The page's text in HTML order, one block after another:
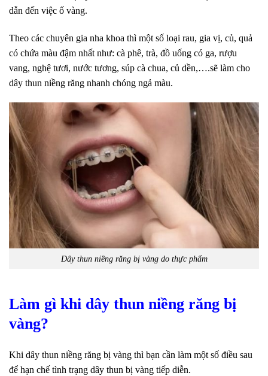
dẫn đến việc ố vàng.
Theo các chuyên gia nha khoa thì một số loại rau, gia vị, củ, quả
có chứa màu đậm nhất như: cà phê, trà, đồ uống có ga, rượu
vang, nghệ tươi, nước tương, súp cà chua, củ dền,….sẽ làm cho
dây thun niềng răng nhanh chóng ngả màu.
Dây thun niềng răng bị vàng do thực phẩm
Làm gì khi dây thun niềng răng bị
vàng?
Khi dây thun niềng răng bị vàng thì bạn cần làm một số điều sau
để hạn chế tình trạng dây thun bị vàng tiếp diễn.